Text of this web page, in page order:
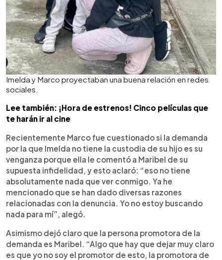
Imelda y Marco proyectaban una buena relación en redes
sociales.
Lee también: ¡Hora de estrenos! Cinco películas que
te harán ir al cine
Recientemente Marco fue cuestionado si la demanda
por la que Imelda no tiene la custodia de su hijo es su
venganza porque ella le comentó a Maribel de su
supuesta infidelidad, y esto aclaró: “eso no tiene
absolutamente nada que ver conmigo. Ya he
mencionado que se han dado diversas razones
relacionadas con la denuncia. Yo no estoy buscando
nada para mí”, alegó.
Asimismo dejó claro que la persona promotora de la
demanda es Maribel. “Algo que hay que dejar muy claro
es que yo no soy el promotor de esto, la promotora de